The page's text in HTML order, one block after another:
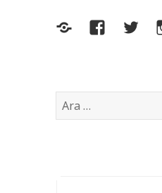
Yelp Facebook
Arama: